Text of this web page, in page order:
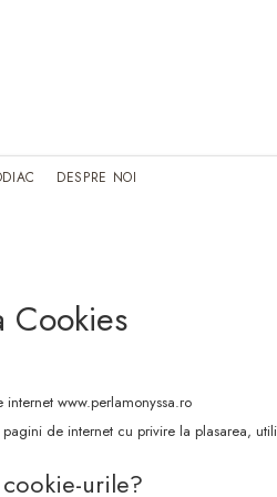
DESPRE NOI
Cookies
www.perlamonyssa.ro
de internet cu privire la plasarea,
urile?